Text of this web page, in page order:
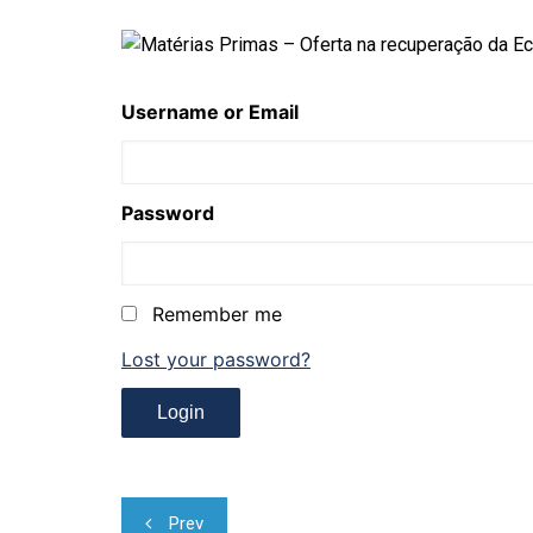
Username or Email
Password
Remember me
Lost your password?
Navegação
Prev